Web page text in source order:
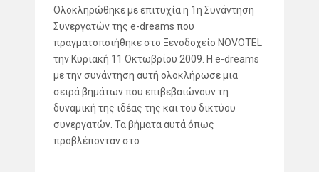
Ολοκληρώθηκε με επιτυχία η 1η Συνάντηση
Συνεργατών της e-dreams που
πραγματοποιήθηκε στο Ξενοδοχείο NOVOTEL
την Κυριακή 11 Οκτωβρίου 2009. Η e-dreams
με την συνάντηση αυτή ολοκλήρωσε μια
σειρά βημάτων που επιβεβαιώνουν τη
δυναμική της ιδέας της και του δικτύου
συνεργατών. Τα βήματα αυτά όπως
προβλέπονταν στο